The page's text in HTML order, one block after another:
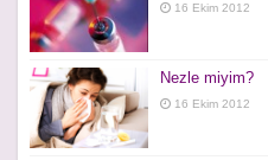
16 Ekim 2012
Nezle miyim?
16 Ekim 2012